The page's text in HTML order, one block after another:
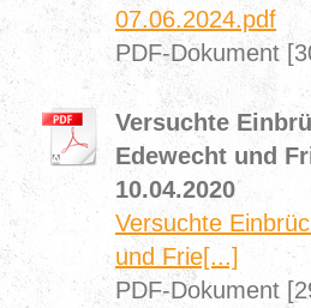
07.06.2024.pdf
PDF-Dokument
Versuchte
Edewecht und
10.04.2020
Versuchte
und Frie[...]
PDF-Dokument